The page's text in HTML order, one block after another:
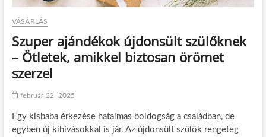
VÁSÁRLÁS
Szuper ajándékok újdonsült szülőknek
– Ötletek, amikkel biztosan örömet
szerzel
február 22, 2025
Egy kisbaba érkezése hatalmas boldogság a családban, de
egyben új kihívásokkal is jár. Az újdonsült szülők rengeteg